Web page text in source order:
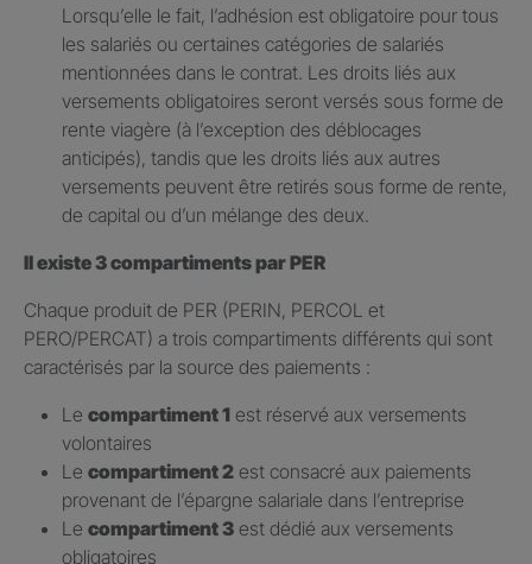
Lorsqu’elle le fait, l’adhésion est obligatoire pour tous
les salariés ou certaines catégories de salariés
mentionnées dans le contrat. Les droits liés aux
versements obligatoires seront versés sous forme de
rente viagère (à l’exception des déblocages
anticipés), tandis que les droits liés aux autres
versements peuvent être retirés sous forme de rente,
de capital ou d’un mélange des deux.
Il existe 3 compartiments par PER
Chaque produit de PER (PERIN, PERCOL et
PERO/PERCAT) a trois compartiments différents qui sont
caractérisés par la source des paiements :
Le compartiment 1 est réservé aux versements
volontaires
Le compartiment 2 est consacré aux paiements
provenant de l’épargne salariale dans l’entreprise
Le compartiment 3 est dédié aux versements
obligatoires